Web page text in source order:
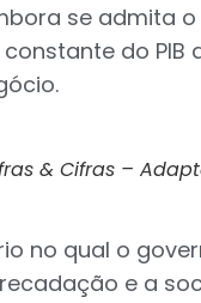
se admita o
do PIB
& Cifras –
no qual o
e a